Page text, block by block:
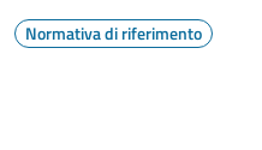
Normativa di riferimento